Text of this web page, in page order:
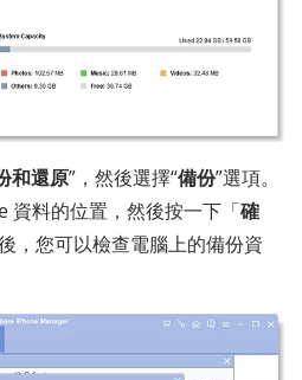
和還原”，然後選擇“備份”選項。
資料的位置，然後按一下「確
，您可以檢查電腦上的備份資